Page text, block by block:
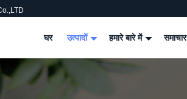
घर उत्पादों हमारे बारे में समाचार